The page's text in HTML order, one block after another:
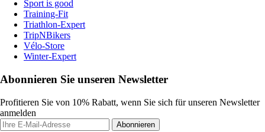
Sport is good
Training-Fit
Triathlon-Expert
TripNBikers
Vélo-Store
Winter-Expert
Abonnieren Sie unseren Newsletter
Profitieren Sie von 10% Rabatt, wenn Sie sich für unseren Newsletter
anmelden
Abonnieren